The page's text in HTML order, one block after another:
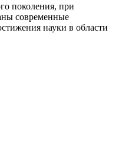
поколения, при
современные
науки в области